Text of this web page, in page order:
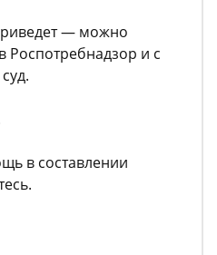
— можно
Роспотребнадзор и с
в составлении